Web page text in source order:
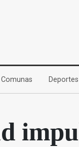
Comunas (current)Deportes